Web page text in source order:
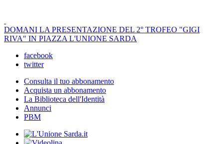
DOMANI LA PRESENTAZIONE DEL 2° TROFEO "GIGI
RIVA" IN PIAZZA L'UNIONE SARDA
facebook
twitter
Consulta il tuo abbonamento
Acquista un abbonamento
La Biblioteca dell'Identità
Annunci
PBM